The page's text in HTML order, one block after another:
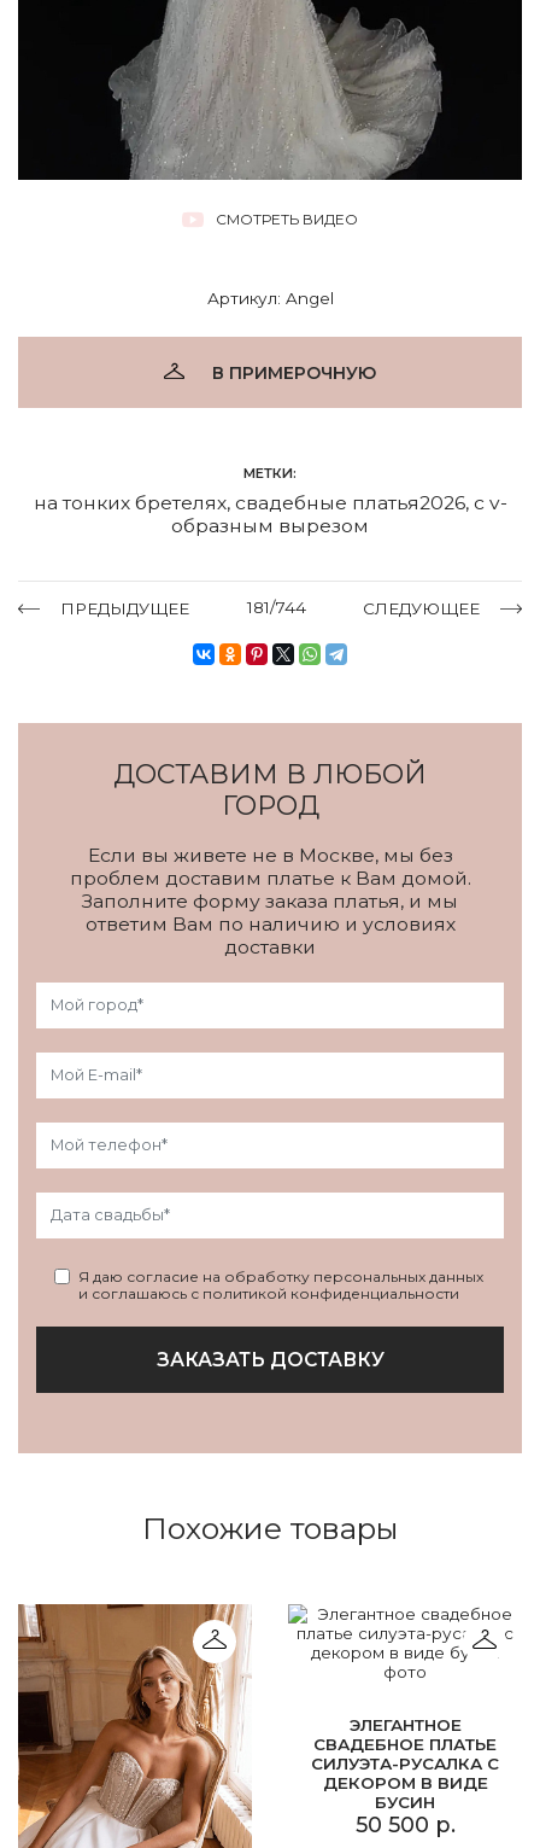
СМОТРЕТЬ ВИДЕО
Артикул: Angel
В ПРИМЕРОЧНУЮ
МЕТКИ:
на тонких бретелях, свадебные платья2026, с v-
образным вырезом
ПРЕДЫДУЩЕЕ 181/744 СЛЕДУЮЩЕЕ
ДОСТАВИМ В ЛЮБОЙ
ГОРОД
Если вы живете не в Москве, мы без
проблем доставим платье к Вам домой.
Заполните форму заказа платья, и мы
ответим Вам по наличию и условиях
доставки
Я даю согласие на обработку персональных данных
и соглашаюсь с политикой конфиденциальности
ЗАКАЗАТЬ ДОСТАВКУ
Похожие товары
ЭЛЕГАНТНОЕ
СВАДЕБНОЕ ПЛАТЬЕ
СИЛУЭТА-РУСАЛКА С
ДЕКОРОМ В ВИДЕ
БУСИН
50 500 р.